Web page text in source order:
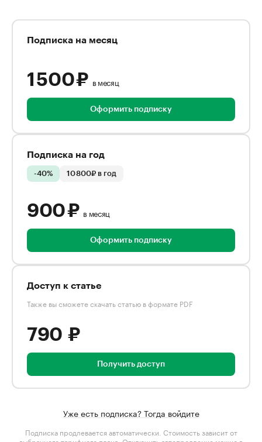
Подписка на месяц
1 500 ₽ в месяц
Оформить подписку
Подписка на год
-40% 10 800₽ в год
900 ₽ в месяц
Оформить подписку
Доступ к статье
Также вы сможете скачать статью в формате PDF
790 ₽
Получить доступ
Уже есть подписка? Тогда войдите
Подписка продлевается автоматически. Стоимость зависит от